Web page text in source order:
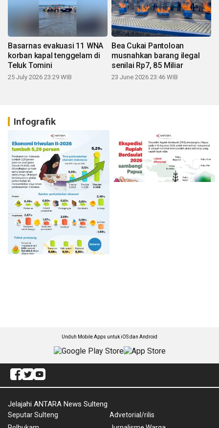
Basarnas evakuasi 11 WNA
korban kapal tenggelam di
Teluk Tomini
25 July 2026 23:29 WIB
Bea Cukai Pantoloan
musnahkan barang ilegal
senilai Rp7, 85 Miliar
23 June 2026 23:46 WIB
Infografik
Unduh Mobile Apps untuk iOS dan Android
Jelajahi ANTARA News Sulteng
Seputar Sulteng
Advetorial/rilis